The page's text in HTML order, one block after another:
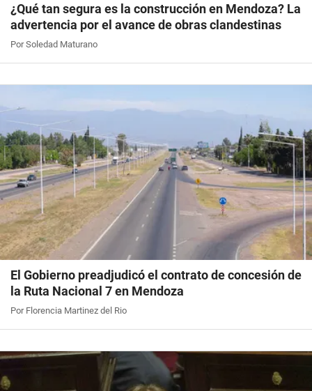
¿Qué tan segura es la construcción en Mendoza? La
advertencia por el avance de obras clandestinas
Por Soledad Maturano
El Gobierno preadjudicó el contrato de concesión de
la Ruta Nacional 7 en Mendoza
Por Florencia Martinez del Rio